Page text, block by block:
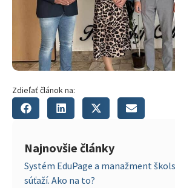
Zdieľať článok na:
Najnovšie články
Systém EduPage a manažment
súťaží. Ako na to?